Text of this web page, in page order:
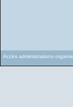
Accès administrations